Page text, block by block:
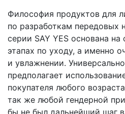
Философия продуктов для
по разработкам передовых
серии SAY YES основана
этапах по уходу, а именно
и увлажнении.
предполагает
покупателя любого
так же любой гендерной
бы не был дальнейший шаг